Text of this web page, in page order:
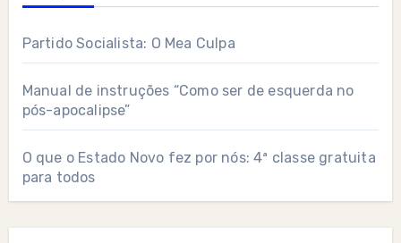
Partido Socialista: O Mea Culpa
Manual de instruções “Como ser de esquerda no
pós-apocalipse”
O que o Estado Novo fez por nós: 4ª classe gratuita
para todos